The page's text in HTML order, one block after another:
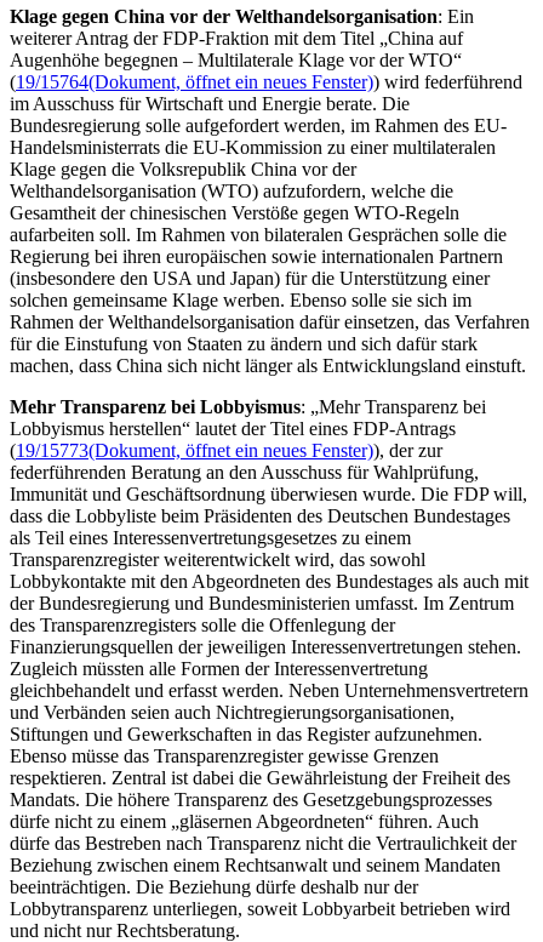
Klage gegen China vor der Welthandelsorganisation: Ein
weiterer Antrag der FDP-Fraktion mit dem Titel „China auf
Augenhöhe begegnen – Multilaterale Klage vor der WTO“
(19/15764(Dokument, öffnet ein neues Fenster)) wird federführend
im Ausschuss für Wirtschaft und Energie berate. Die
Bundesregierung solle aufgefordert werden, im Rahmen des EU-
Handelsministerrats die EU-Kommission zu einer multilateralen
Klage gegen die Volksrepublik China vor der
Welthandelsorganisation (WTO) aufzufordern, welche die
Gesamtheit der chinesischen Verstöße gegen WTO-Regeln
aufarbeiten soll. Im Rahmen von bilateralen Gesprächen solle die
Regierung bei ihren europäischen sowie internationalen Partnern
(insbesondere den USA und Japan) für die Unterstützung einer
solchen gemeinsame Klage werben. Ebenso solle sie sich im
Rahmen der Welthandelsorganisation dafür einsetzen, das Verfahren
für die Einstufung von Staaten zu ändern und sich dafür stark
machen, dass China sich nicht länger als Entwicklungsland einstuft.
Mehr Transparenz bei Lobbyismus: „Mehr Transparenz bei
Lobbyismus herstellen“ lautet der Titel eines FDP-Antrags
(19/15773(Dokument, öffnet ein neues Fenster)), der zur
federführenden Beratung an den Ausschuss für Wahlprüfung,
Immunität und Geschäftsordnung überwiesen wurde. Die FDP will,
dass die Lobbyliste beim Präsidenten des Deutschen Bundestages
als Teil eines Interessenvertretungsgesetzes zu einem
Transparenzregister weiterentwickelt wird, das sowohl
Lobbykontakte mit den Abgeordneten des Bundestages als auch mit
der Bundesregierung und Bundesministerien umfasst. Im Zentrum
des Transparenzregisters solle die Offenlegung der
Finanzierungsquellen der jeweiligen Interessenvertretungen stehen.
Zugleich müssten alle Formen der Interessenvertretung
gleichbehandelt und erfasst werden. Neben Unternehmensvertretern
und Verbänden seien auch Nichtregierungsorganisationen,
Stiftungen und Gewerkschaften in das Register aufzunehmen.
Ebenso müsse das Transparenzregister gewisse Grenzen
respektieren. Zentral ist dabei die Gewährleistung der Freiheit des
Mandats. Die höhere Transparenz des Gesetzgebungsprozesses
dürfe nicht zu einem „gläsernen Abgeordneten“ führen. Auch
dürfe das Bestreben nach Transparenz nicht die Vertraulichkeit der
Beziehung zwischen einem Rechtsanwalt und seinem Mandaten
beeinträchtigen. Die Beziehung dürfe deshalb nur der
Lobbytransparenz unterliegen, soweit Lobbyarbeit betrieben wird
und nicht nur Rechtsberatung.